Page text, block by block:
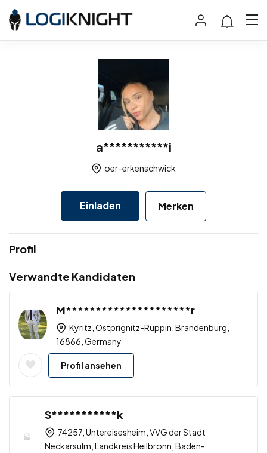
a***********i
oer-erkenschwick
Einladen Merken
Profil
Verwandte Kandidaten
M*********************r
Kyritz, Ostprignitz-Ruppin, Brandenburg,
16866, Germany
Profil ansehen
S***********k
74257, Untereisesheim, VVG der Stadt
Neckarsulm, Landkreis Heilbronn, Baden-